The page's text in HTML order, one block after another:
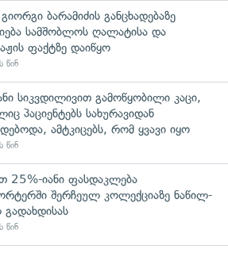
ბარამიძის განცხადებაზე
სამშობლოს ღალატისა და
ფაქტზე დაიწყო
წინ
სიკვდილივით გამოწყობილი კაცი,
პაციენტებს სახურავიდან
ამტკიცებს, რომ ყვავი იყო
წინ
25%-იანი ფასდაკლება
შერჩეულ კოლექციაზე ნაწილ-
გადახდისას
წინ